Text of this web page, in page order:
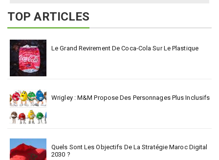
TOP ARTICLES
Le Grand Revirement De Coca-Cola Sur Le Plastique
Wrigley : M&M Propose Des Personnages Plus Inclusifs
Quels Sont Les Objectifs De La Stratégie Maroc Digital
2030 ?